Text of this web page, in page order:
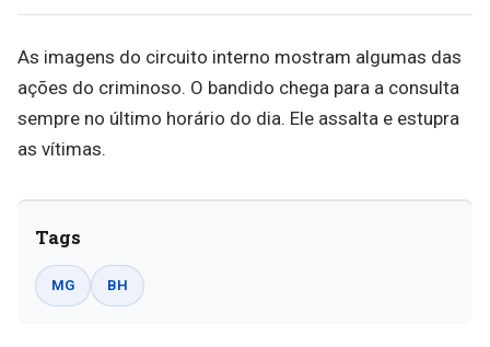
As imagens do circuito interno mostram algumas das
ações do criminoso. O bandido chega para a consulta
sempre no último horário do dia. Ele assalta e estupra
as vítimas.
Tags
MG BH